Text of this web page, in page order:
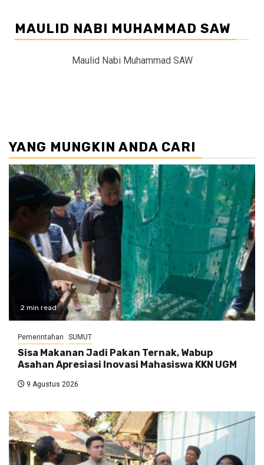
MAULID NABI MUHAMMAD SAW
Maulid Nabi Muhammad SAW
YANG MUNGKIN ANDA CARI
2 min read
Pemerintahan SUMUT
Sisa Makanan Jadi Pakan Ternak, Wabup
Asahan Apresiasi Inovasi Mahasiswa KKN UGM
9 Agustus 2026